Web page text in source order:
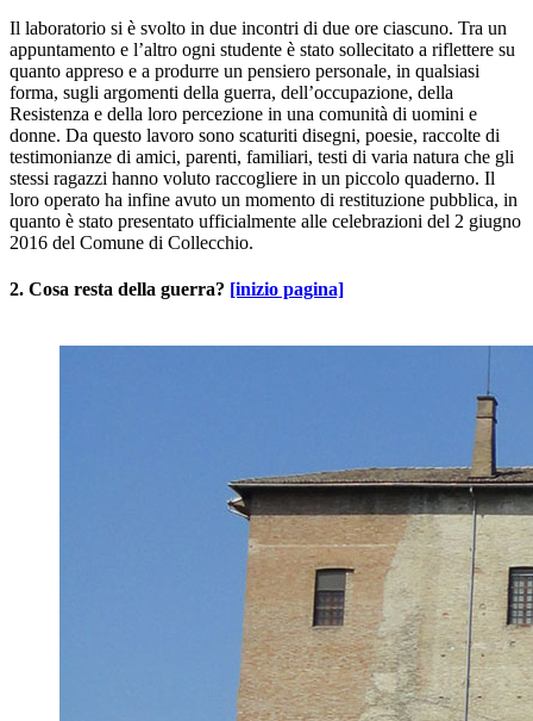
Il laboratorio si è svolto in due incontri di due ore ciascuno. Tra un
appuntamento e l’altro ogni studente è stato sollecitato a riflettere su
quanto appreso e a produrre un pensiero personale, in qualsiasi
forma, sugli argomenti della guerra, dell’occupazione, della
Resistenza e della loro percezione in una comunità di uomini e
donne. Da questo lavoro sono scaturiti disegni, poesie, raccolte di
testimonianze di amici, parenti, familiari, testi di varia natura che gli
stessi ragazzi hanno voluto raccogliere in un piccolo quaderno. Il
loro operato ha infine avuto un momento di restituzione pubblica, in
quanto è stato presentato ufficialmente alle celebrazioni del 2 giugno
2016 del Comune di Collecchio.
2. Cosa resta della guerra? [inizio pagina]